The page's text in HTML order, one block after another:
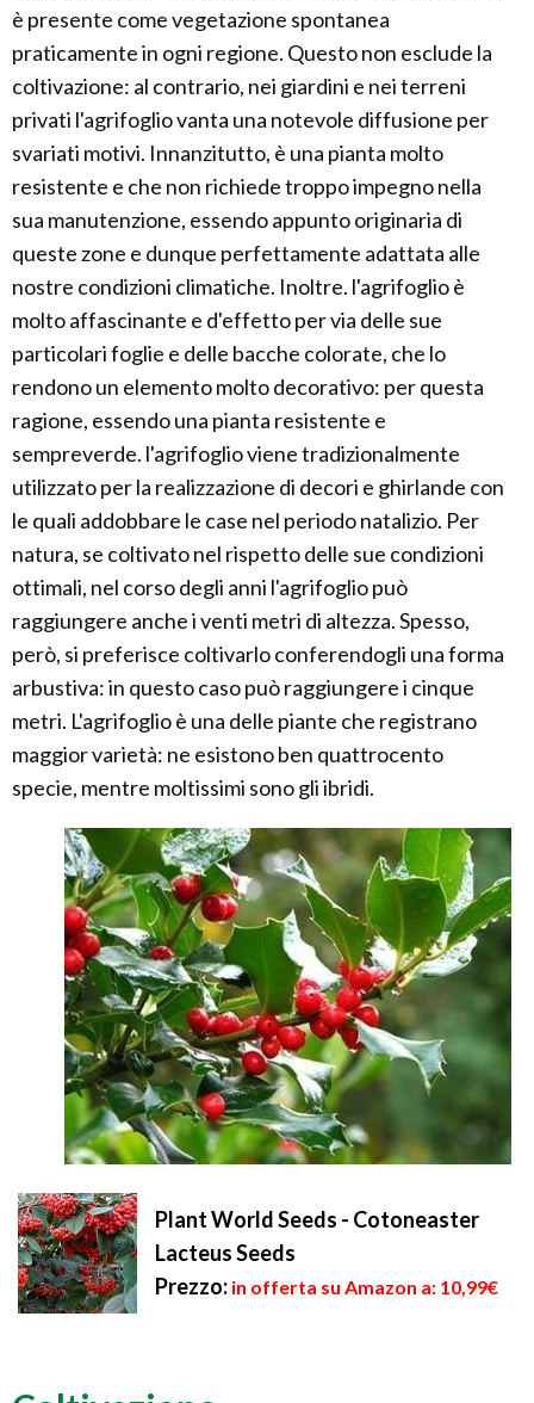
è presente come vegetazione spontanea
praticamente in ogni regione. Questo non esclude la
coltivazione: al contrario, nei giardini e nei terreni
privati l'agrifoglio vanta una notevole diffusione per
svariati motivi. Innanzitutto, è una pianta molto
resistente e che non richiede troppo impegno nella
sua manutenzione, essendo appunto originaria di
queste zone e dunque perfettamente adattata alle
nostre condizioni climatiche. Inoltre. l'agrifoglio è
molto affascinante e d'effetto per via delle sue
particolari foglie e delle bacche colorate, che lo
rendono un elemento molto decorativo: per questa
ragione, essendo una pianta resistente e
sempreverde. l'agrifoglio viene tradizionalmente
utilizzato per la realizzazione di decori e ghirlande con
le quali addobbare le case nel periodo natalizio. Per
natura, se coltivato nel rispetto delle sue condizioni
ottimali, nel corso degli anni l'agrifoglio può
raggiungere anche i venti metri di altezza. Spesso,
però, si preferisce coltivarlo conferendogli una forma
arbustiva: in questo caso può raggiungere i cinque
metri. L'agrifoglio è una delle piante che registrano
maggior varietà: ne esistono ben quattrocento
specie, mentre moltissimi sono gli ibridi.
Plant World Seeds - Cotoneaster
Lacteus Seeds
Prezzo: in offerta su Amazon a: 10,99€